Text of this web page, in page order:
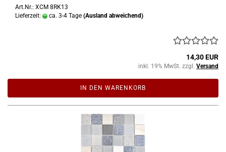
Art.Nr.: XCM 8RK13
Lieferzeit:
ca. 3-4 Tage (Ausland abweichend)
14,30 EUR
inkl. 19% MwSt. zzgl. Versand
IN DEN WARENKORB